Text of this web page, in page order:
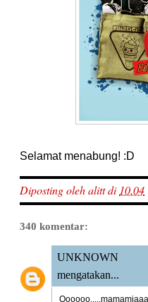
Selamat menabung! :D
Diposting olehalittdi 10.04
340 komentar:
UNKNOWN
mengatakan...